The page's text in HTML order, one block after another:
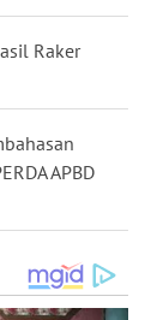
Raker
APBD